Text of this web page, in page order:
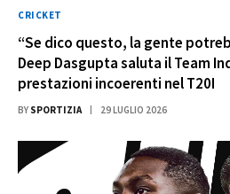
CRICKET
“Se dico questo, la gente
Deep Dasgupta saluta il Team
prestazioni incoerenti nel T20I
BY SPORTIZIA 29 LUGLIO 2026